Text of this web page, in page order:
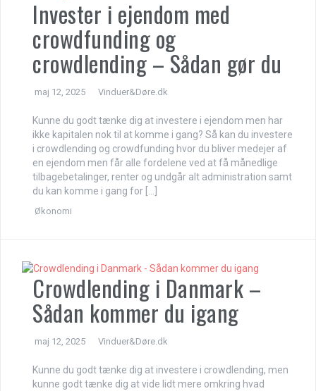
Invester i ejendom med
crowdfunding og
crowdlending – Sådan gør du
maj 12, 2025 Vinduer&Døre.dk
Kunne du godt tænke dig at investere i ejendom men har
ikke kapitalen nok til at komme i gang? Så kan du investere
i crowdlending og crowdfunding hvor du bliver medejer af
en ejendom men får alle fordelene ved at få månedlige
tilbagebetalinger, renter og undgår alt administration samt
du kan komme i gang for […]
Økonomi
Crowdlending i Danmark –
Sådan kommer du igang
maj 12, 2025 Vinduer&Døre.dk
Kunne du godt tænke dig at investere i crowdlending, men
kunne godt tænke dig at vide lidt mere omkring hvad